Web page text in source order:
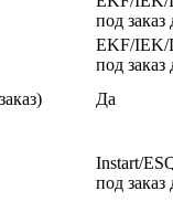
под заказ
EKF/IEK/
под заказ
Да
Instart/
под заказ